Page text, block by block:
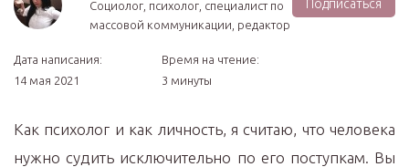
Социолог, психолог, специалист по
массовой коммуникации, редактор
Подписаться
Дата написания:
14 мая 2021
Время на чтение:
3 минуты
Как психолог и как личность, я считаю, что человека
нужно судить исключительно по его поступкам. Вы